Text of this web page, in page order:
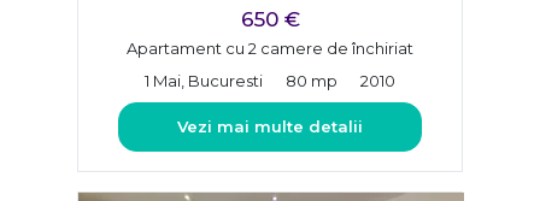
650 €
Apartament cu 2 camere de închiriat
1 Mai, Bucuresti
80 mp 2010
Vezi mai multe detalii